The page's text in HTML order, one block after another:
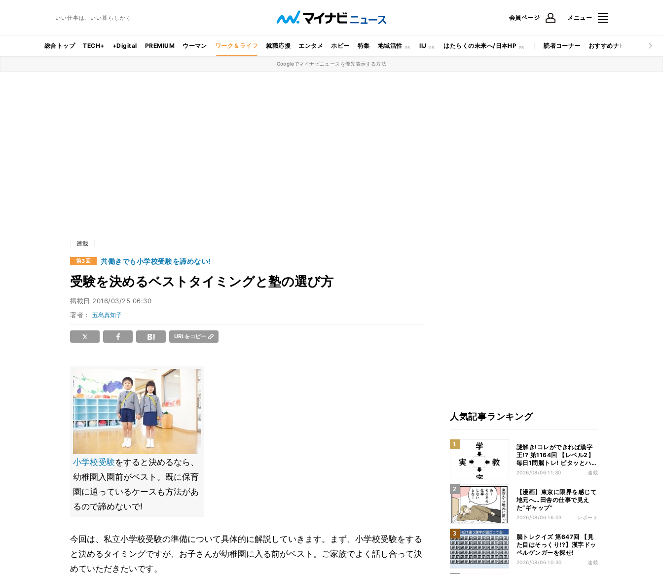
いい仕事は、いい暮らしから 会員ページ メニュー
総合トップ TECH+ +Digital PREMIUM ウーマン ワーク＆ライフ 就職応援 エンタメ ホビー 特集 地域活性 IIJ はたらくの未来へ/日本HP 読者コーナー おすすめナビ マイナビ
Googleでマイナビニュースを優先表示する方法
連載
第3回 共働きでも小学校受験を諦めない!
受験を決めるベストタイミングと塾の選び方
掲載日 2016/03/25 06:30
著者：五島真知子
URLをコピー
小学校受験をすると決めるなら、
幼稚園入園前がベスト。既に保育
園に通っているケースも方法があ
るので諦めないで!
今回は、私立小学校受験の準備について具体的に解説していきます。まず、小学校受験をする
と決めるタイミングですが、お子さんが幼稚園に入る前がベスト。ご家族でよく話し合って決
めていただきたいです。
人気記事ランキング
謎解き!コレができれば漢字
王!? 第1164回 【レベル2】
毎日1問脳トレ! ピタッとハマ
る漢字はどれだ?
2026/08/06 11:30 連載
【漫画】東京に限界を感じて
地元へ…田舎の仕事で見え
た“ギャップ”
2026/08/06 16:03 レポート
脳トレクイズ 第647回 【見
た目はそっくり!?】漢字ドッ
ペルゲンガーを探せ!
2026/08/06 10:30 連載